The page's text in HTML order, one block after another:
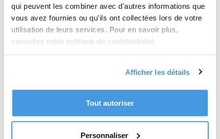
qui peuvent les combiner avec d'autres informations que
vous avez fournies ou qu'ils ont collectées lors de votre
utilisation de leurs services. Pour en savoir plus,
consultez notre politique de confidentialité.
Afficher les détails
Tout autoriser
Personnaliser
Un document plié en trois (comme une lettre de
format commercial) entrera dans une enveloppeDL
Si vous envoyez plusieurs pages ou un document épais,
poids total de l’envoi. Ces trois conditions influencent
énormément l'affranchissement.
2.2. Combien de feuilles A4 peuvent